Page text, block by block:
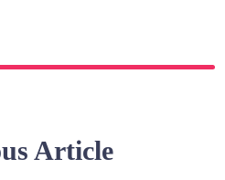
Article